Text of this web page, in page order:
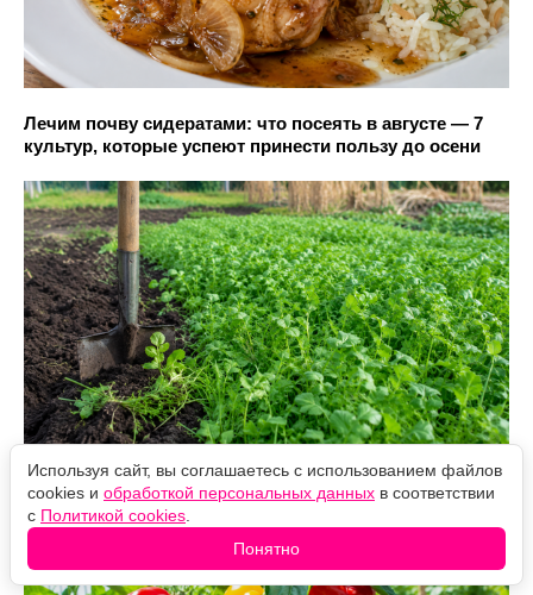
Лечим почву сидератами: что посеять в августе — 7
культур, которые успеют принести пользу до осени
Одна подкормка и правильная обрезка: как ускорить
созревание перцев в августе
Используя сайт, вы соглашаетесь с использованием файлов
cookies и обработкой персональных данных в соответствии
с Политикой cookies
Понятно